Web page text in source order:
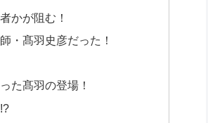
かが阻む！
髙羽史彦だった！
た髙羽の登場！